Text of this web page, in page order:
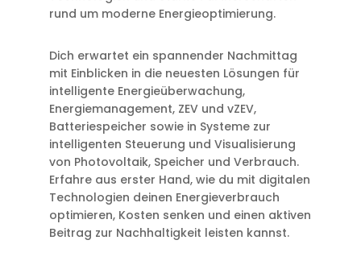
rund um moderne Energieoptimierung.
Dich erwartet ein spannender Nachmittag
mit Einblicken in die neuesten Lösungen für
intelligente Energieüberwachung,
Energiemanagement, ZEV und vZEV,
Batteriespeicher sowie in Systeme zur
intelligenten Steuerung und Visualisierung
von Photovoltaik, Speicher und Verbrauch.
Erfahre aus erster Hand, wie du mit digitalen
Technologien deinen Energieverbrauch
optimieren, Kosten senken und einen aktiven
Beitrag zur Nachhaltigkeit leisten kannst.